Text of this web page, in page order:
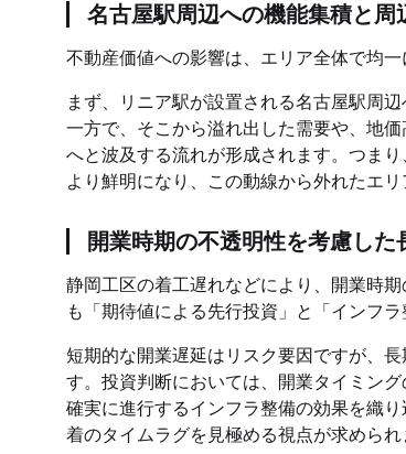
名古屋駅周辺への機能集積と
不動産価値への影響は、エリア全体で均
まず、リニア駅が設置される名古屋駅周
一方で、そこから溢れ出した需要や、地
へと波及する流れが形成されます。つま
より鮮明になり、この動線から外れたエ
開業時期の不透明性を考慮し
静岡工区の着工遅れなどにより、開業時
も「期待値による先行投資」と「インフ
短期的な開業遅延はリスク要因ですが、
す。投資判断においては、開業タイミン
確実に進行するインフラ整備の効果を織
着のタイムラグを見極める視点が求められ